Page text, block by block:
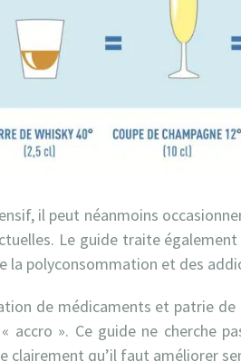
il peut néanmoins
Le guide traite
la polyconsommation et des
de médicaments et patrie
accro ». Ce guide ne cherche
clairement qu’il faut améliorer